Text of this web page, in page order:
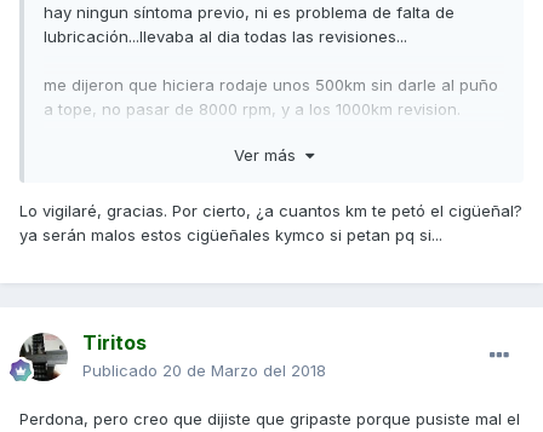
hay ningun síntoma previo, ni es problema de falta de
lubricación...llevaba al dia todas las revisiones...
me dijeron que hiciera rodaje unos 500km sin darle al puño
a tope, no pasar de 8000 rpm, y a los 1000km revision.
Eso si me cambiaron despues de los 1000km el reten del
compruebes todos los dias que no tengas fugas...
Ver más
Lo vigilaré, gracias. Por cierto, ¿a cuantos km te petó el cigüeñal?
ya serán malos estos cigüeñales kymco si petan pq si...
Tiritos
Publicado 20 de Marzo del 2018
Perdona, pero creo que dijiste que gripaste porque pusiste mal el